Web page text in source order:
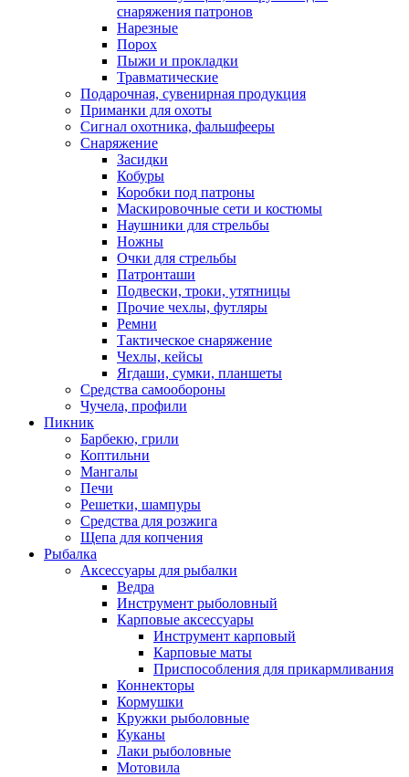
снаряжения патронов
Нарезные
Порох
Пыжи и прокладки
Травматические
Подарочная, сувенирная продукция
Приманки для охоты
Сигнал охотника, фальшфееры
Снаряжение
Засидки
Кобуры
Коробки под патроны
Маскировочные сети и костюмы
Наушники для стрельбы
Ножны
Очки для стрельбы
Патронташи
Подвески, троки, утятницы
Прочие чехлы, футляры
Ремни
Тактическое снаряжение
Чехлы, кейсы
Ягдаши, сумки, планшеты
Средства самообороны
Чучела, профили
Пикник
Барбекю, грили
Коптильни
Мангалы
Печи
Решетки, шампуры
Средства для розжига
Щепа для копчения
Рыбалка
Аксессуары для рыбалки
Ведра
Инструмент рыболовный
Карповые аксессуары
Инструмент карповый
Карповые маты
Приспособления для прикармливания
Коннекторы
Кормушки
Кружки рыболовные
Куканы
Лаки рыболовные
Мотовила